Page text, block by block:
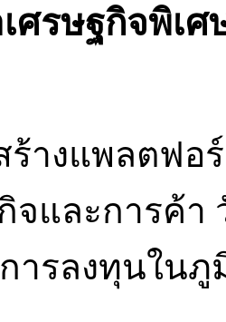
ศรษฐกิจพิเศ
ร้างแพลตฟอ
จและการค้
รลงทุนในภู